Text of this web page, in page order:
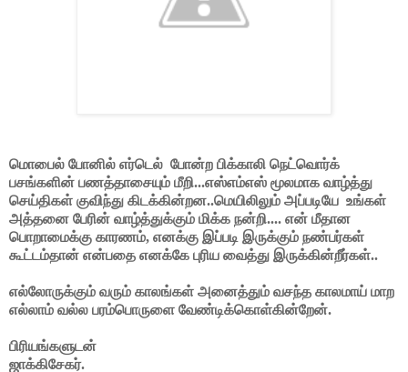
மொபைல் போனில் எர்டெல் போன்ற பிக்காலி நெட்வொர்க்
பசங்களின் பணத்தாசையும் மீறி...எஸ்எம்எஸ் மூலமாக வாழ்த்து
செய்திகள் குவிந்து கிடக்கின்றன..மெயிலிலும் அப்படியே உங்கள்
அத்தனை பேரின் வாழ்த்துக்கும் மிக்க நன்றி.... என் மீதான
பொறாமைக்கு காரணம், எனக்கு இப்படி இருக்கும் நண்பர்கள்
கூட்டம்தான் என்பதை எனக்கே புரிய வைத்து இருக்கின்றீர்கள்..
எல்லோருக்கும் வரும் காலங்கள் அனைத்தும் வசந்த காலமாய் மாற
எல்லாம் வல்ல பரம்பொருளை வேண்டிக்கொள்கின்றேன்.
பிரியங்களுடன்
ஜாக்கிசேகர்.